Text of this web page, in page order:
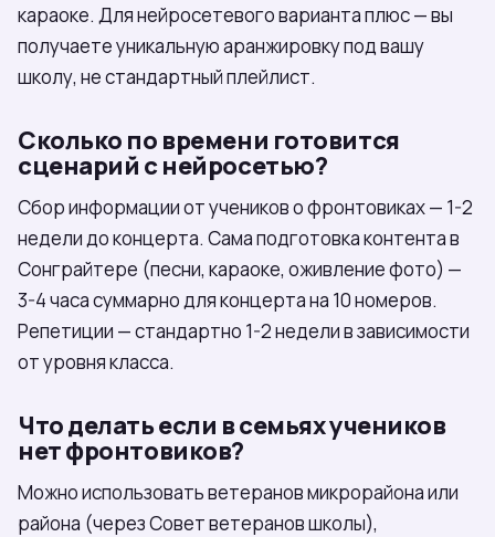
караоке. Для нейросетевого варианта плюс — вы
получаете уникальную аранжировку под вашу
школу, не стандартный плейлист.
Сколько по времени готовится
сценарий с нейросетью?
Сбор информации от учеников о фронтовиках — 1-2
недели до концерта. Сама подготовка контента в
Сонграйтере (песни, караоке, оживление фото) —
3-4 часа суммарно для концерта на 10 номеров.
Репетиции — стандартно 1-2 недели в зависимости
от уровня класса.
Что делать если в семьях учеников
нет фронтовиков?
Можно использовать ветеранов микрорайона или
района (через Совет ветеранов школы),